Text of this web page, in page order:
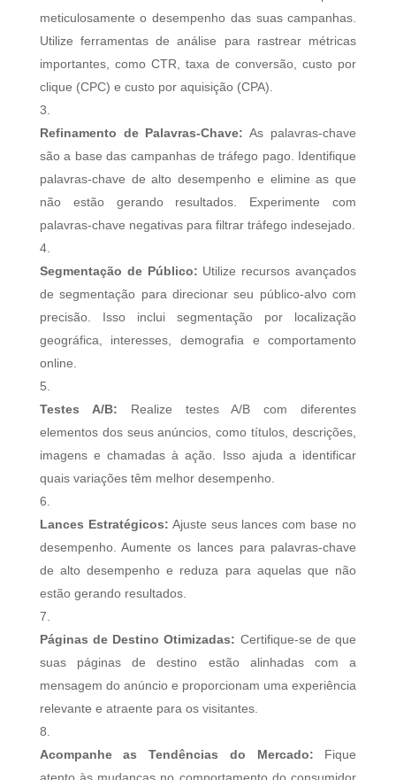
meticulosamente o desempenho das suas campanhas.
Utilize ferramentas de análise para rastrear métricas
importantes, como CTR, taxa de conversão, custo por
clique (CPC) e custo por aquisição (CPA).
Refinamento de Palavras-Chave: As palavras-chave
são a base das campanhas de tráfego pago. Identifique
palavras-chave de alto desempenho e elimine as que
não estão gerando resultados. Experimente com
palavras-chave negativas para filtrar tráfego indesejado.
Segmentação de Público: Utilize recursos avançados
de segmentação para direcionar seu público-alvo com
precisão. Isso inclui segmentação por localização
geográfica, interesses, demografia e comportamento
online.
Testes A/B: Realize testes A/B com diferentes
elementos dos seus anúncios, como títulos, descrições,
imagens e chamadas à ação. Isso ajuda a identificar
quais variações têm melhor desempenho.
Lances Estratégicos: Ajuste seus lances com base no
desempenho. Aumente os lances para palavras-chave
de alto desempenho e reduza para aquelas que não
estão gerando resultados.
Páginas de Destino Otimizadas: Certifique-se de que
suas páginas de destino estão alinhadas com a
mensagem do anúncio e proporcionam uma experiência
relevante e atraente para os visitantes.
Acompanhe as Tendências do Mercado: Fique